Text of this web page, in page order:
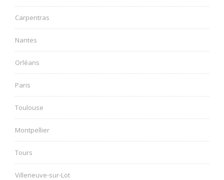
Carpentras
Nantes
Orléans
Paris
Toulouse
Montpellier
Tours
Villeneuve-sur-Lot